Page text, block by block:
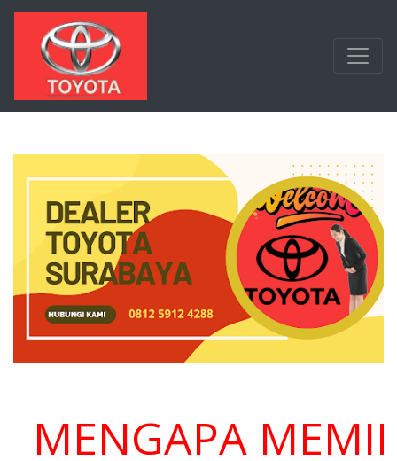
Langsung ke konten utama
MEMILIH